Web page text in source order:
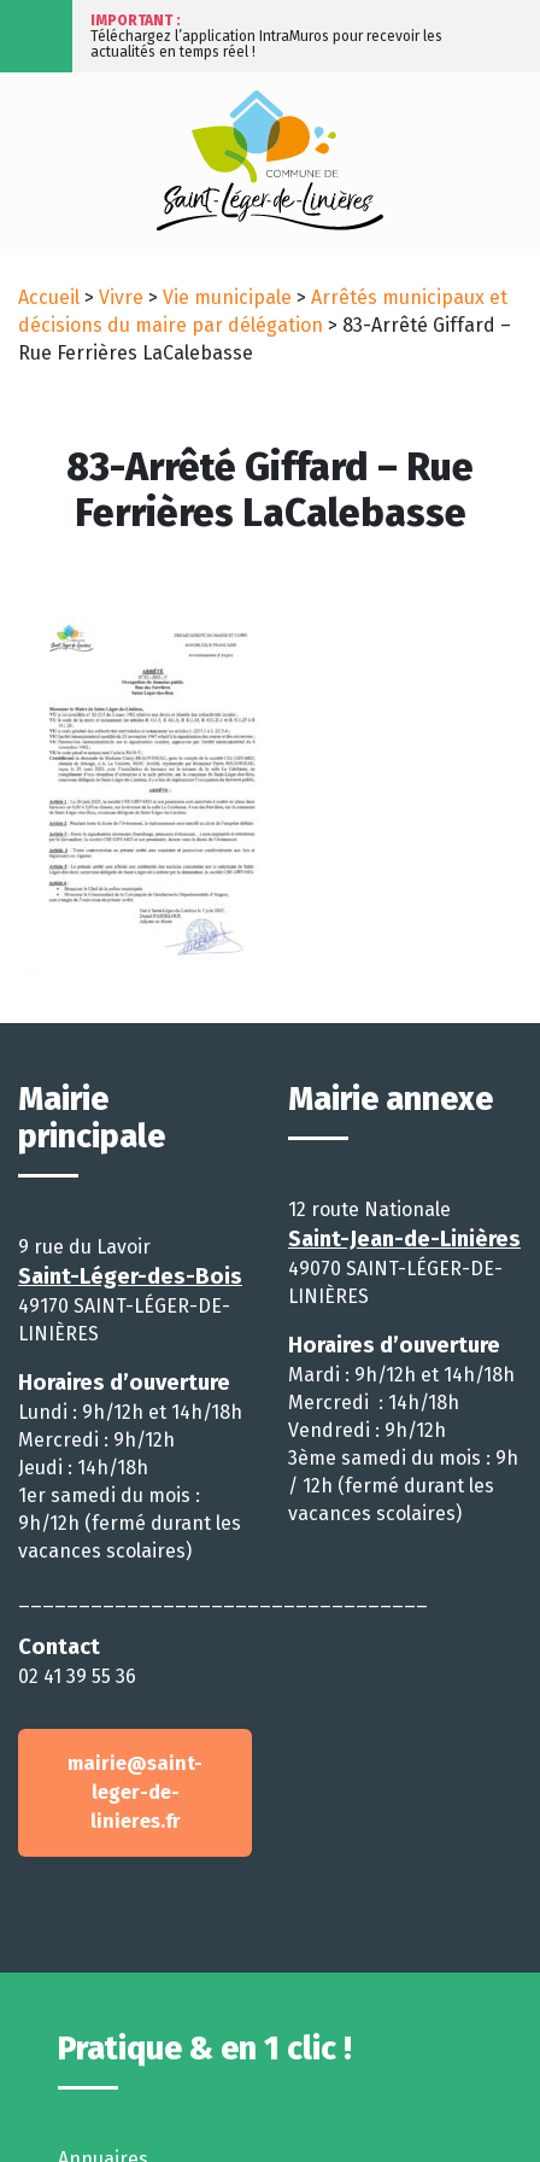
IMPORTANT :
Téléchargez l’application IntraMuros pour recevoir les
actualités en temps réel !
Accueil > Vivre > Vie municipale > Arrêtés municipaux et
décisions du maire par délégation > 83-Arrêté Giffard –
Rue Ferrières LaCalebasse
83-Arrêté Giffard – Rue
Ferrières LaCalebasse
Mairie
principale
9 rue du Lavoir
Saint-Léger-des-Bois
49170 SAINT-LÉGER-DE-
LINIÈRES
Horaires d’ouverture
Lundi : 9h/12h et 14h/18h
Mercredi : 9h/12h
Jeudi : 14h/18h
1er samedi du mois :
9h/12h (fermé durant les
vacances scolaires)
Contact
02 41 39 55 36
mairie@saint-
leger-de-
linieres.fr
Mairie annexe
12 route Nationale
Saint-Jean-de-Linières
49070 SAINT-LÉGER-DE-
LINIÈRES
Horaires d’ouverture
Mardi : 9h/12h et 14h/18h
Mercredi : 14h/18h
Vendredi : 9h/12h
3ème samedi du mois : 9h
/ 12h (fermé durant les
vacances scolaires)
Pratique & en 1 clic !